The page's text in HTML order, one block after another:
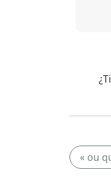
« ou